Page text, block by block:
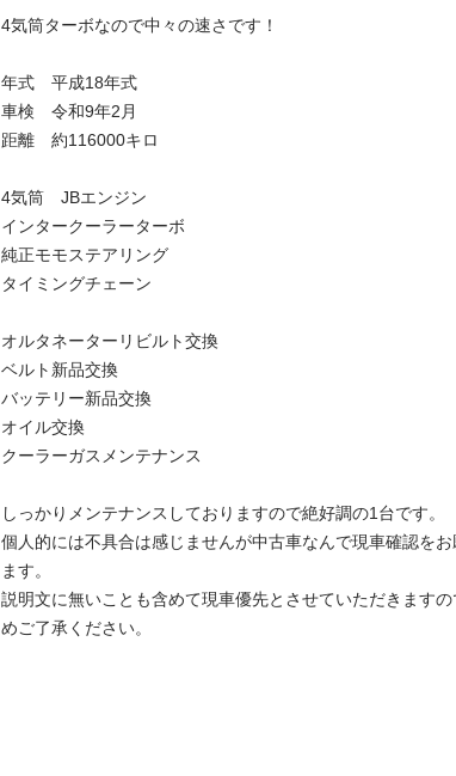
4気筒ターボなので中々の速さです！
年式　平成18年式
車検　令和9年2月
距離　約116000キロ
4気筒　JBエンジン
インタークーラーターボ
純正モモステアリング
タイミングチェーン
オルタネーターリビルト交換
ベルト新品交換
バッテリー新品交換
オイル交換
クーラーガスメンテナンス
しっかりメンテナンスしておりますので絶好調の1台です。
個人的には不具合は感じませんが中古車なんで現車確認をお
ます。
説明文に無いことも含めて現車優先とさせていただきますの